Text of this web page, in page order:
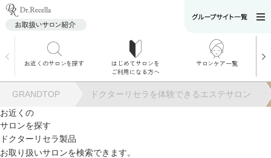
お近くのサロンを探す
はじめてサロンを
ご利用になる方へ
サロンケア一覧
ュー
施術別で探す
お悩み別で探す
GRANDTOP
ドクターリセラを体験できるエステサロン
お近くの
サロンを探す
ドクターリセラ製品
お取り扱いサロンを検索できます。